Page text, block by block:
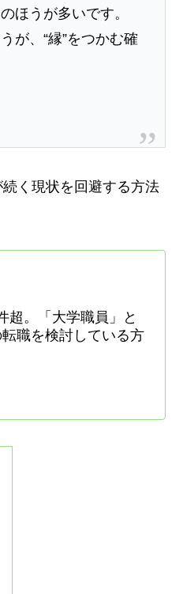
ほうが多いです。
が、“縁”をつかむ確
く現状を回避する方法
超。「大学職員」と
職を検討している方